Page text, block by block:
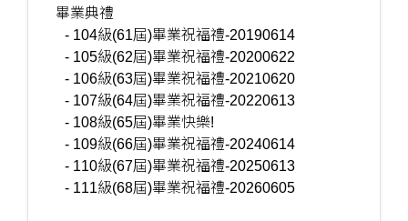
畢業典禮
- 104級(61屆)畢業祝福禮-20190614
- 105級(62屆)畢業祝福禮-20200622
- 106級(63屆)畢業祝福禮-20210620
- 107級(64屆)畢業祝福禮-20220613
- 108級(65屆)畢業快樂!
- 109級(66屆)畢業祝福禮-20240614
- 110級(67屆)畢業祝福禮-20250613
- 111級(68屆)畢業祝福禮-20260605